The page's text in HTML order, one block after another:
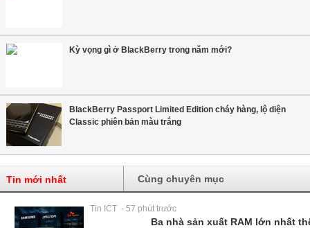
Kỳ vọng gì ở BlackBerry trong năm mới?
BlackBerry Passport Limited Edition cháy hàng, lộ diện
Classic phiên bản màu trắng
Tin mới nhất Cùng chuyên mục
Tin ICT - 57 phút trước
Ba nhà sản xuất RAM lớn nhất